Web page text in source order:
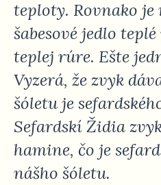
teploty. Rovnako
šabesové jedlo
teplej rúre. Ešte
Vyzerá, že zvyk
šóletu je
Sefardskí Židia
hamine, čo je
nášho šóletu.